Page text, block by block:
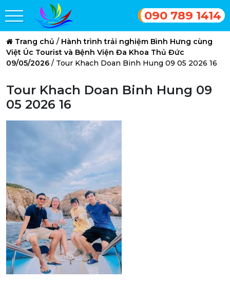
090 789 1414
Trang chủ / Hành trình trải nghiệm Bình Hưng cùng
Việt Úc Tourist và Bệnh Viện Đa Khoa Thủ Đức
09/05/2026 / Tour Khach Doan Binh Hung 09 05 2026 16
Tour Khach Doan Binh Hung 09
05 2026 16